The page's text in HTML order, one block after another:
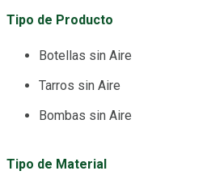
Tipo de Producto
Botellas sin Aire
Tarros sin Aire
Bombas sin Aire
Tipo de Material